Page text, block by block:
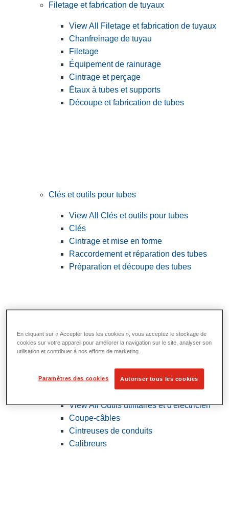
Filetage et fabrication de tuyaux
View All Filetage et fabrication de tuyaux
Chanfreinage de tuyau
Filetage
Équipement de rainurage
Cintrage et perçage
Étaux à tubes et supports
Découpe et fabrication de tubes
Clés et outils pour tubes
View All Clés et outils pour tubes
Clés
Cintrage et mise en forme
Raccordement et réparation des tubes
Préparation et découpe des tubes
Outils utilitaires et d'électricien
View All Outils utilitaires et d'électricien
Coupe-câbles
Cintreuses de conduits
Calibreurs
En cliquant sur « Accepter tous les cookies », vous acceptez le stockage de
cookies sur votre appareil pour améliorer la navigation sur le site, analyser son
utilisation et contribuer à nos efforts de marketing.
Paramètres des cookies Autoriser tous les cookies